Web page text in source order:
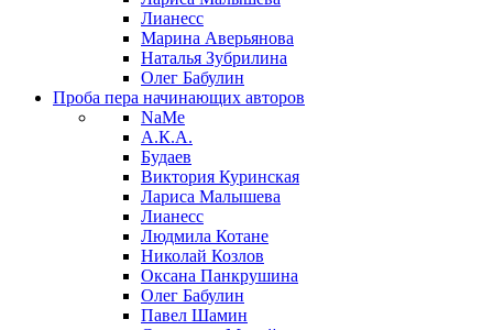
Лианесс
Марина Аверьянова
Наталья Зубрилина
Олег Бабулин
Проба пера начинающих авторов
NaMe
А.К.А.
Будаев
Виктория Куринская
Лариса Малышева
Лианесс
Людмила Котане
Николай Козлов
Оксана Панкрушина
Олег Бабулин
Павел Шамин